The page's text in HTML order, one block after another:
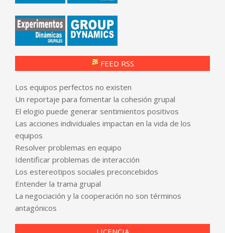
FEED RSS
Los equipos perfectos no existen
Un reportaje para fomentar la cohesión grupal
El elogio puede generar sentimientos positivos
Las acciones individuales impactan en la vida de los
equipos
Resolver problemas en equipo
Identificar problemas de interacción
Los estereotipos sociales preconcebidos
Entender la trama grupal
La negociación y la cooperación no son términos
antagónicos